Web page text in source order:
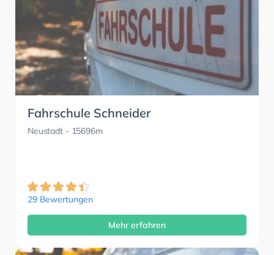
Fahrschule Schneider
Neustadt- 15696m
29 Bewertungen
Mehr erfahren